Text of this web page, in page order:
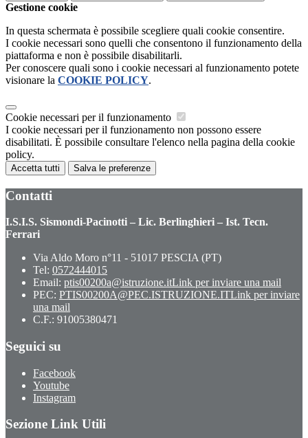
Gestione cookie
In questa schermata è possibile scegliere quali cookie consentire.
I cookie necessari sono quelli che consentono il funzionamento della
piattaforma e non è possibile disabilitarli.
Per conoscere quali sono i cookie necessari al funzionamento potete
visionare la COOKIE POLICY.
Cookie necessari per il funzionamento
I cookie necessari per il funzionamento non possono essere
disabilitati. È possibile consultare l'elenco nella pagina della cookie
policy.
Accetta tutti Salva le preferenze
Contatti
I.S.I.S. Sismondi-Pacinotti – Lic. Berlinghieri – Ist. Tecn.
Ferrari
Via Aldo Moro n°11 - 51017 PESCIA (PT)
Tel: 0572444015
Email: ptis00200a@istruzione.itLink per inviare una mail
PEC: PTIS00200A@PEC.ISTRUZIONE.ITLink per inviare
una mail
C.F.: 91005380471
Seguici su
Facebook
Youtube
Instagram
Sezione Link Utili